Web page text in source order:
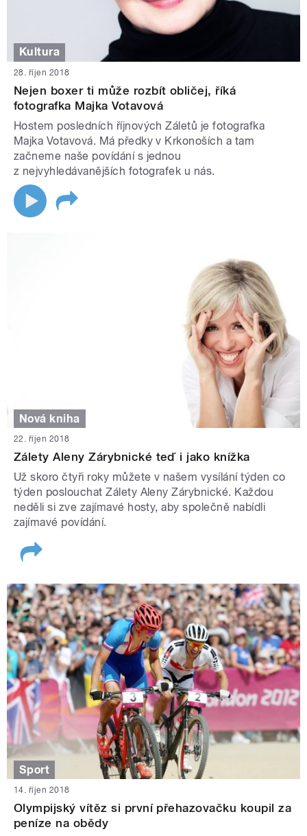
Kultura
28. říjen 2018
Nejen boxer ti může rozbít obličej, říká
fotografka Majka Votavová
Hostem posledních říjnových Záletů je fotografka
Majka Votavová. Má předky v Krkonoších a tam
začneme naše povídání s jednou
z nejvyhledávanějších fotografek u nás.
Nová kniha
22. říjen 2018
Zálety Aleny Zárybnické teď i jako knížka
Už skoro čtyři roky můžete v našem vysílání týden co
týden poslouchat Zálety Aleny Zárybnické. Každou
neděli si zve zajímavé hosty, aby společně nabídli
zajímavé povídání.
Sport
14. říjen 2018
Olympijský vítěz si první přehazovačku koupil za
peníze na obědy